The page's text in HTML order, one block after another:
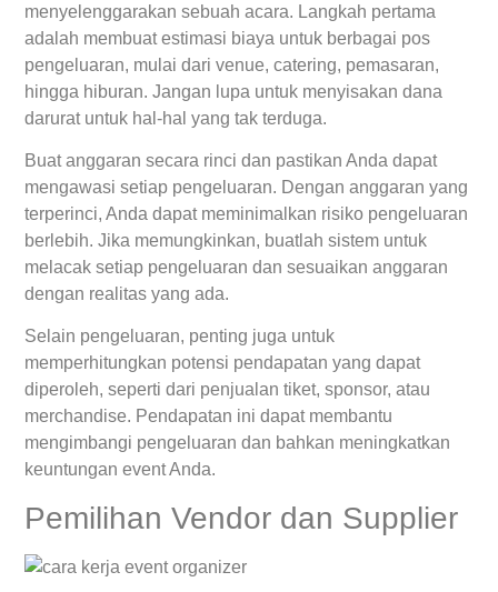
menyelenggarakan sebuah acara. Langkah pertama
adalah membuat estimasi biaya untuk berbagai pos
pengeluaran, mulai dari venue, catering, pemasaran,
hingga hiburan. Jangan lupa untuk menyisakan dana
darurat untuk hal-hal yang tak terduga.
Buat anggaran secara rinci dan pastikan Anda dapat
mengawasi setiap pengeluaran. Dengan anggaran yang
terperinci, Anda dapat meminimalkan risiko pengeluaran
berlebih. Jika memungkinkan, buatlah sistem untuk
melacak setiap pengeluaran dan sesuaikan anggaran
dengan realitas yang ada.
Selain pengeluaran, penting juga untuk
memperhitungkan potensi pendapatan yang dapat
diperoleh, seperti dari penjualan tiket, sponsor, atau
merchandise. Pendapatan ini dapat membantu
mengimbangi pengeluaran dan bahkan meningkatkan
keuntungan event Anda.
Pemilihan Vendor dan Supplier